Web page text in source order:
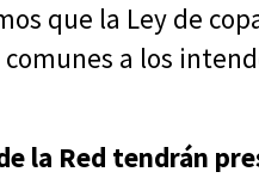
que la Ley de
a los
la Red tendrán